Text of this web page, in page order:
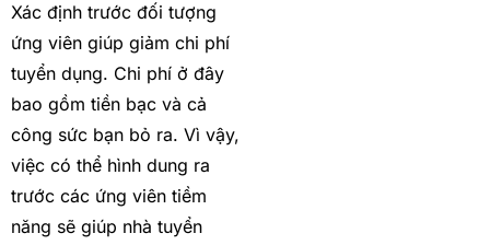
Xác định trước đối tượng
ứng viên giúp giảm chi phí
tuyển dụng. Chi phí ở đây
bao gồm tiền bạc và cả
công sức bạn bỏ ra. Vì vậy,
việc có thể hình dung ra
trước các ứng viên tiềm
năng sẽ giúp nhà tuyển